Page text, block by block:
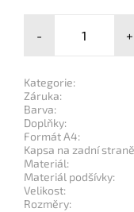
- +
Kategorie:
Záruka:
Barva:
Doplňky:
Formát A4:
Kapsa na zadní
Materiál:
Materiál podšívky:
Velikost:
Rozměry: